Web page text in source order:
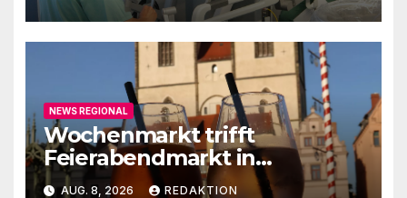
NEWS REGIONAL
Wochenmarkt trifft
Feierabendmarkt in
Lutherstadt Wittenberg
AUG. 8, 2026 REDAKTION